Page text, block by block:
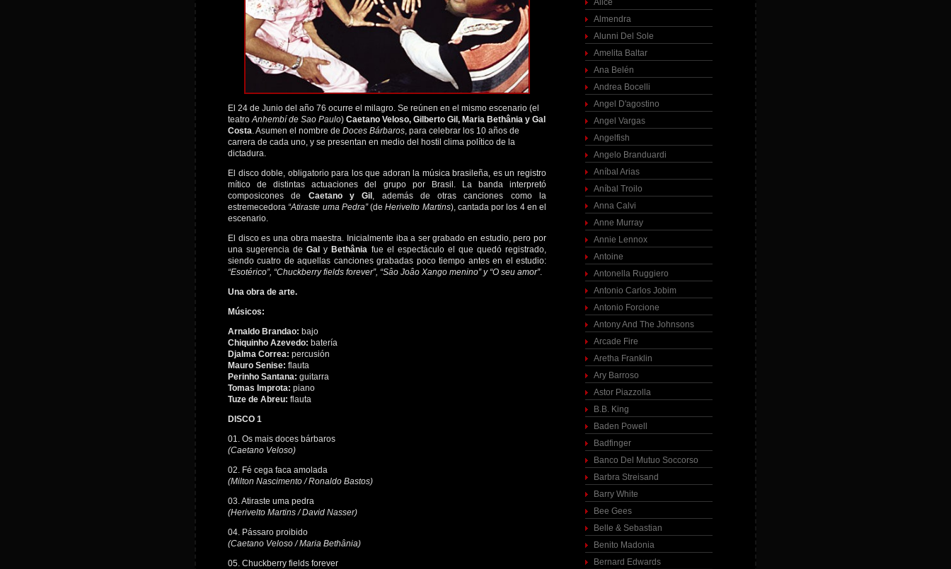
El 24 de Junio del año 76 ocurre el milagro. Se reúnen en el mismo escenario (el
teatroAnhembí de Sao Paulo) Caetano Veloso, Gilberto Gil, Maria Bethânia y Gal
Costa. Asumen el nombre de Doces Bárbaros, para celebrar los 10 años de
carrera de cada uno, y se presentan en medio del hostil clima político de la
dictadura.
El disco doble, obligatorio para los que adoran la música brasileña, es un registro
mítico de distintas actuaciones del grupo por Brasil. La banda interpretó
composicones de Caetano y Gil , además de otras canciones como la
estremecedora “Atiraste uma Pedra”(deHerivelto Martins), cantada por los 4 en el
escenario.
El disco es una obra maestra. Inicialmente iba a ser grabado en estudio, pero por
una sugerencia deGal y Bethânia fue el espectáculo el que quedó registrado,
siendo cuatro de aquellas canciones grabadas poco tiempo antes en el estudio:
“Esotérico”, “Chuckberry fields forever”, “Sâo Joâo Xango menino” y “O seu amor”.
Una obra de arte.
Músicos:
Arnaldo Brandao: bajo
Chiquinho Azevedo: batería
Djalma Correa: percusión
Mauro Senise: flauta
Perinho Santana: guitarra
Tomas Improta: piano
Tuze de Abreu: flauta
DISCO 1
01. Os mais doces bárbaros
(Caetano Veloso)
02. Fé cega faca amolada
(Milton Nascimento / Ronaldo Bastos)
03. Atiraste uma pedra
(Herivelto Martins / David Nasser)
04. Pássaro proibido
(Caetano Veloso / Maria Bethânia)
05. Chuckberry fields forever
Alice
Almendra
Alunni Del Sole
Amelita Baltar
Ana Belén
Andrea Bocelli
Angel D'agostino
Angel Vargas
Angelfish
Angelo Branduardi
Aníbal Arias
Aníbal Troilo
Anna Calvi
Anne Murray
Annie Lennox
Antoine
Antonella Ruggiero
Antonio Carlos Jobim
Antonio Forcione
Antony And The Johnsons
Arcade Fire
Aretha Franklin
Ary Barroso
Astor Piazzolla
B.B. King
Baden Powell
Badfinger
Banco Del Mutuo Soccorso
Barbra Streisand
Barry White
Bee Gees
Belle & Sebastian
Benito Madonia
Bernard Edwards